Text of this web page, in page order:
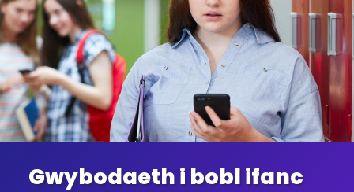
Gwybodaeth i bobl ifanc